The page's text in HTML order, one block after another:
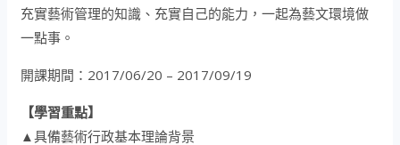
充實藝術管理的知識、充實自己的能力，一起為藝文環境做
一點事。
開課期間： 2017/06/20 – 2017/09/19
【學習重點】
▲具備藝術行政基本理論背景